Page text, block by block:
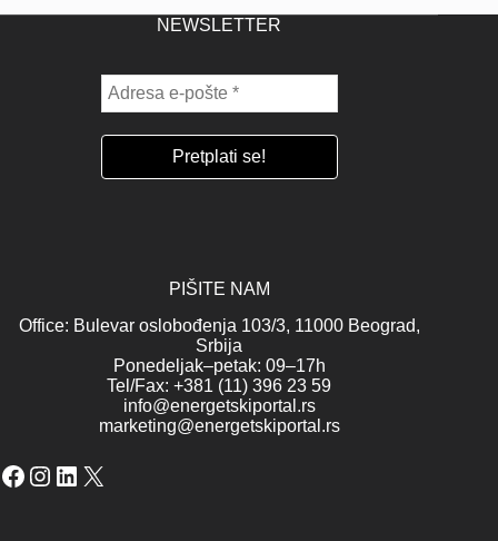
NEWSLETTER
PIŠITE NAM
Office: Bulevar oslobođenja 103/3, 11000 Beograd,
Srbija
Ponedeljak–petak: 09–17h
Tel/Fax: +381 (11) 396 23 59
info@energetskiportal.rs
marketing@energetskiportal.rs
Facebook
Instagram
LinkedIn
X